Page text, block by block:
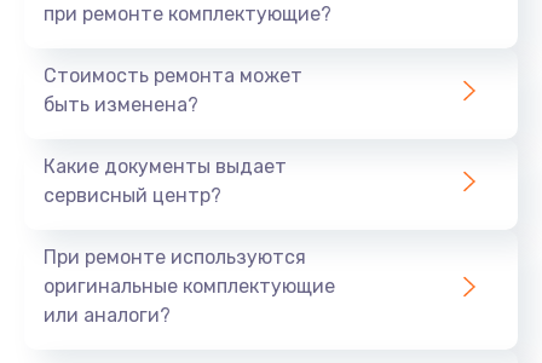
при ремонте комплектующие?
Стоимость ремонта может
быть изменена?
Какие документы выдает
сервисный центр?
При ремонте используются
оригинальные комплектующие
или аналоги?